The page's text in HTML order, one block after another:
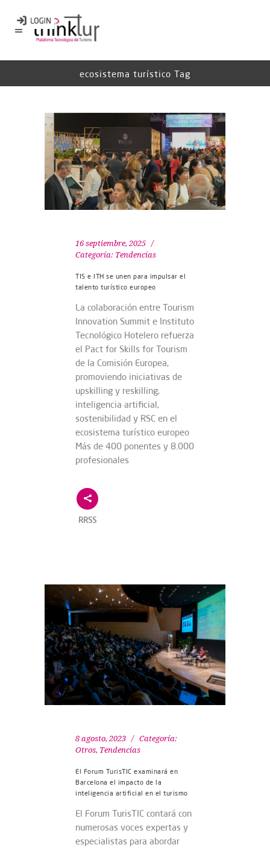
ecosistema turístico Tag
16 septiembre, 2025
Categoría: Tendencias
TIS e ITH se unen para impulsar el
talento turístico europeo
La colaboración entre Tourism
Innovation Summit e Instituto
Tecnológico Hotelero refuerza
el Pact for Skills for Tourism
de la Comisión Europea,
promoviendo iniciativas de
upskilling y reskilling,
inteligencia artificial,
sostenibilidad y RSC en el
ecosistema turístico europeo
Más de 400 ponentes y 8.000
profesionales
RRSS
8 agosto, 2023
Categoría:
Otros, Tendencias
El Forum TurisTIC examinará en
Barcelona el impacto de la
inteligencia artificial en el turismo
El Forum TurisTIC contará con
numerosas voces expertas y
especialistas para abordar